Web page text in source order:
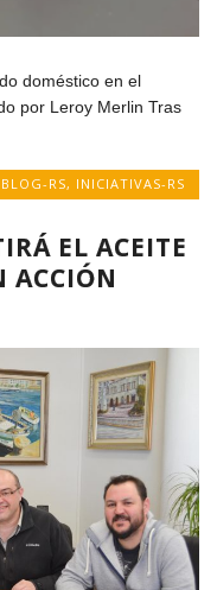
doméstico en el
por Leroy Merlin Tras
BLOG-RS, INICIATIVAS-RS
EL ACEITE
ACCIÓN